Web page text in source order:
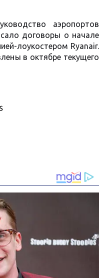
аэропортов
договоры о начале
лоукостером Ryanair.
в октябре текущего